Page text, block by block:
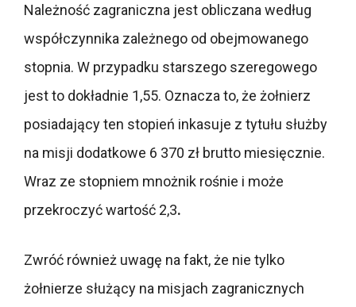
Należność zagraniczna jest obliczana według
współczynnika zależnego od obejmowanego
stopnia. W przypadku starszego szeregowego
jest to dokładnie 1,55. Oznacza to, że żołnierz
posiadający ten stopień inkasuje z tytułu służby
na misji dodatkowe 6 370 zł brutto miesięcznie.
Wraz ze stopniem mnożnik rośnie i może
przekroczyć wartość 2,3.
Zwróć również uwagę na fakt, że nie tylko
żołnierze służący na misjach zagranicznych